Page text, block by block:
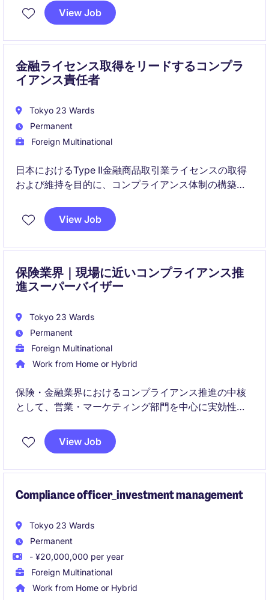
に伴うリスク整備まで幅広く関与し、事業成長を支え
ます。
View Job
金融ライセンス取得をリードするコンプラ
イアンス責任者
Tokyo 23 Wards
Permanent
Foreign Multinational
日本におけるType II金融商品取引業ライセンスの取得
および維持を目的に、コンプライアンス体制の構築・
規制対応、当局対応、社内教育まで幅広く担い、事業
View Job
保険業界｜現場に近いコンプライアンス推
進スーパーバイザー
Tokyo 23 Wards
Permanent
Foreign Multinational
Work from Home or Hybrid
保険・金融業界におけるコンプライアンス推進の中核
として、営業・マーケティング部門を中心に実効性の
関係部門と協働しながら、リスク低減と自律的なコン
View Job
Compliance officer_investment management
Tokyo 23 Wards
Permanent
- ¥20,000,000 per year
Foreign Multinational
Work from Home or Hybrid